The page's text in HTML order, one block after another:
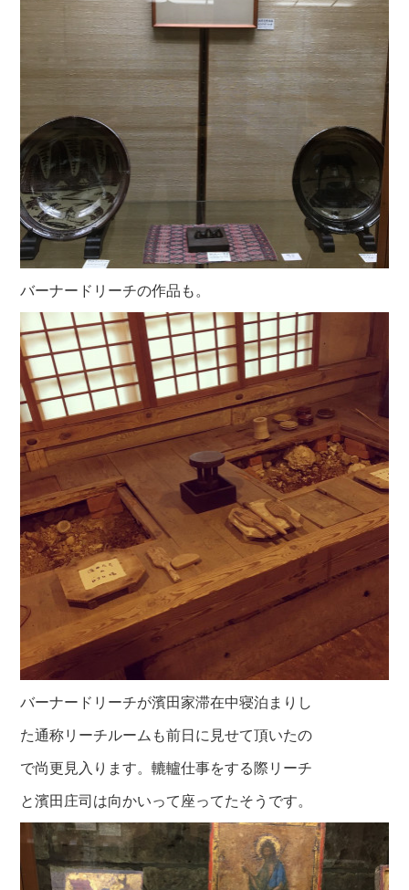
バーナードリーチの作品も。
バーナードリーチが濱田家滞在中寝泊まりし
た通称リーチルームも前日に見せて頂いたの
で尚更見入ります。轆轤仕事をする際リーチ
と濱田庄司は向かいって座ってたそうです。